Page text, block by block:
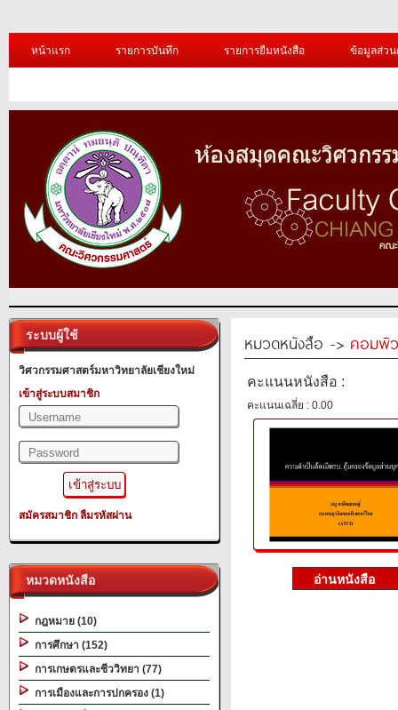
หน้าแรก รายการบันทึก รายการยืมหนังสือ ข้อมูลส่ว
ระบบผู้ใช้
วิศวกรรมศาสตร์มหาวิทยาลัยเชียงใหม่
เข้าสู่ระบบสมาชิก
สมัครสมาชิก ลืมรหัสผ่าน
หมวดหนังสือ
กฎหมาย (10)
การศึกษา (152)
การเกษตรและชีววิทยา (77)
การเมืองและการปกครอง (1)
หมวดหนังสือ -> คอมพิ
คะแนนหนังสือ :
คะแนนเฉลี่ย : 0.00